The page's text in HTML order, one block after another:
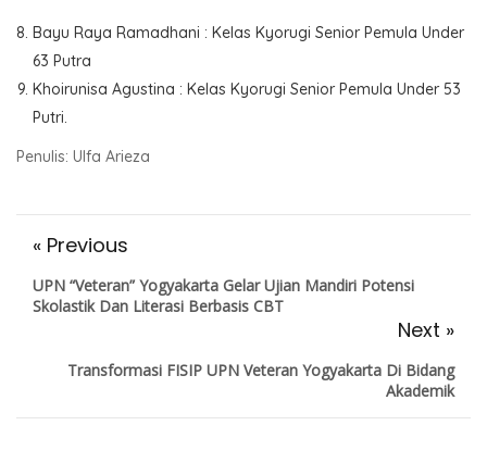
Bayu Raya Ramadhani : Kelas Kyorugi Senior Pemula Under
63 Putra
Khoirunisa Agustina : Kelas Kyorugi Senior Pemula Under 53
Putri.
Penulis: Ulfa Arieza
« Previous
UPN “Veteran” Yogyakarta Gelar Ujian Mandiri Potensi
Skolastik Dan Literasi Berbasis CBT
Next »
Transformasi FISIP UPN Veteran Yogyakarta Di Bidang
Akademik